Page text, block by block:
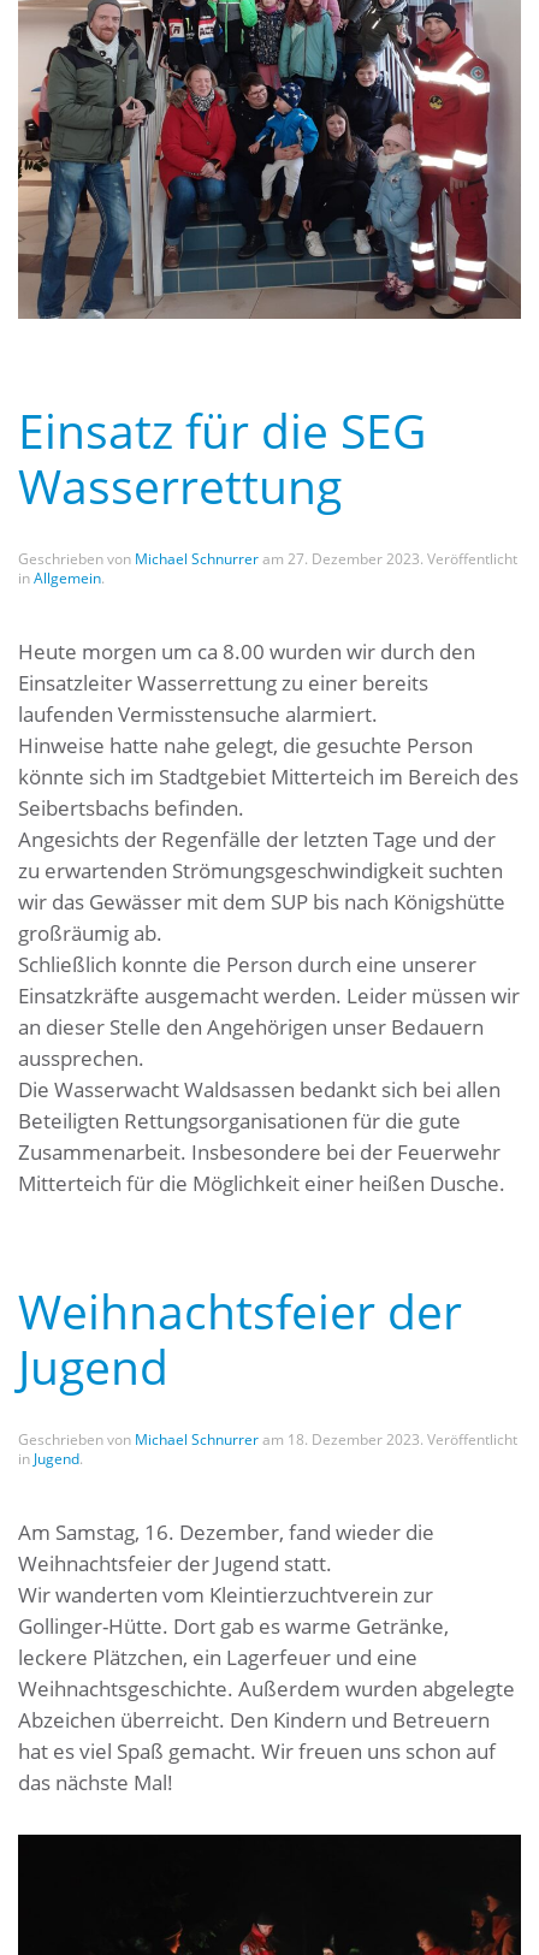
Einsatz für die SEG
Wasserrettung
Geschrieben von Michael Schnurreram 27. Dezember 2023. Veröffentlicht
inAllgemein.
Heute morgen um ca 8.00 wurden wir durch den
Einsatzleiter Wasserrettung zu einer bereits
laufenden Vermisstensuche alarmiert.
Hinweise hatte nahe gelegt, die gesuchte Person
könnte sich im Stadtgebiet Mitterteich im Bereich des
Seibertsbachs befinden.
Angesichts der Regenfälle der letzten Tage und der
zu erwartenden Strömungsgeschwindigkeit suchten
wir das Gewässer mit dem SUP bis nach Königshütte
großräumig ab.
Schließlich konnte die Person durch eine unserer
Einsatzkräfte ausgemacht werden. Leider müssen wir
an dieser Stelle den Angehörigen unser Bedauern
aussprechen.
Die Wasserwacht Waldsassen bedankt sich bei allen
Beteiligten Rettungsorganisationen für die gute
Zusammenarbeit. Insbesondere bei der Feuerwehr
Mitterteich für die Möglichkeit einer heißen Dusche.
Weihnachtsfeier der
Jugend
Geschrieben von Michael Schnurreram 18. Dezember 2023. Veröffentlicht
in Jugend.
Am Samstag, 16. Dezember, fand wieder die
Weihnachtsfeier der Jugend statt.
Wir wanderten vom Kleintierzuchtverein zur
Gollinger-Hütte. Dort gab es warme Getränke,
leckere Plätzchen, ein Lagerfeuer und eine
Weihnachtsgeschichte. Außerdem wurden abgelegte
Abzeichen überreicht. Den Kindern und Betreuern
hat es viel Spaß gemacht. Wir freuen uns schon auf
das nächste Mal!